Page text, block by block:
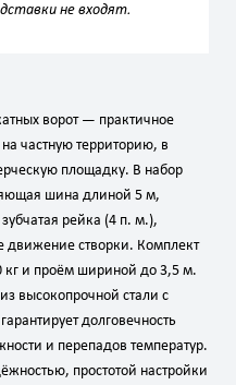
не входят.
ворот — практичное
частную территорию, в
площадку. В набор
шина длиной 5 м,
рейка (4 п. м.),
движение створки. Комплект
кг и проём шириной до 3,5 м.
высокопрочной стали с
долговечность
и перепадов температур.
простотой настройки